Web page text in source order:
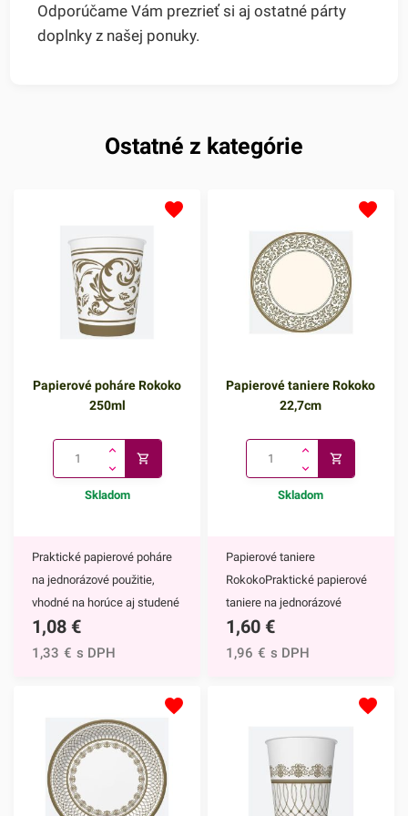
Odporúčame Vám prezrieť si aj ostatné párty
doplnky z našej ponuky.
Ostatné z kategórie
Papierové poháre Rokoko
250ml
Skladom
Praktické papierové poháre
na jednorázové použitie,
vhodné na horúce aj studené
nápoje. Vďaka ich
elegantnému zdobeniu
poháre majú nepochybne
mnoho výhod,
napríklad:keďže ide o
jednorazové poháre, nečaká
Vás žiadne zdĺhavé
1,08 €
1,33 € s DPH
Papierové taniere Rokoko
22,7cm
Skladom
Papierové taniere
RokokoPraktické papierové
taniere na jednorázové
použitie. Vďaka ich
elegantnému zdobeniu
mnoho výhod,
napríklad:keďže ide o
jednorazové taniere, nečaká
Vás žiadne zdĺhavé
1,60 €
1,96 € s DPH